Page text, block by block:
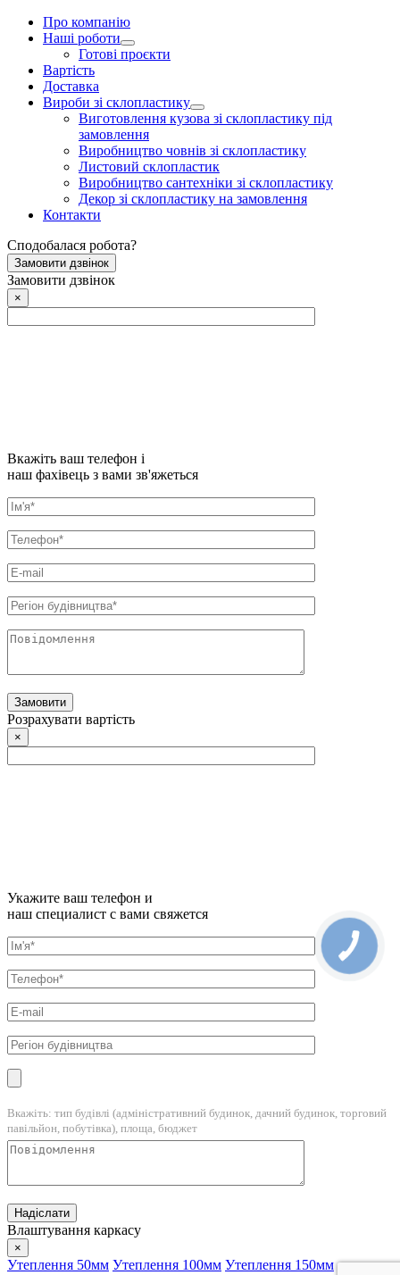
Про компанію
Наші роботи
Готові проєкти
Вартість
Доставка
Вироби зі склопластику
Виготовлення кузова зі склопластику під
замовлення
Виробництво човнів зі склопластику
Листовий склопластик
Виробництво сантехніки зі склопластику
Декор зі склопластику на замовлення
Контакти
Сподобалася робота?
Замовити дзвінок
Замовити дзвінок
×
Вкажіть ваш телефон і
наш фахівець з вами зв'яжеться
Розрахувати вартість
×
Укажите ваш телефон и
наш специалист с вами свяжется
Вкажіть: тип будівлі (адміністративний будинок, дачний будинок, торговий
павільйон, побутівка), площа, бюджет
Влаштування каркасу
×
Утеплення 50мм Утеплення 100мм Утеплення 150мм